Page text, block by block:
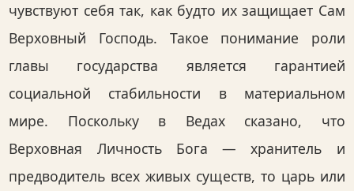
чувствуют себя так, как будто их защищает Сам
Верховный Господь. Такое понимание роли
главы государства является гарантией
социальной стабильности в материальном
мире. Поскольку в Ведах сказано, что
Верховная Личность Бога — хранитель и
предводитель всех живых существ, то царь или